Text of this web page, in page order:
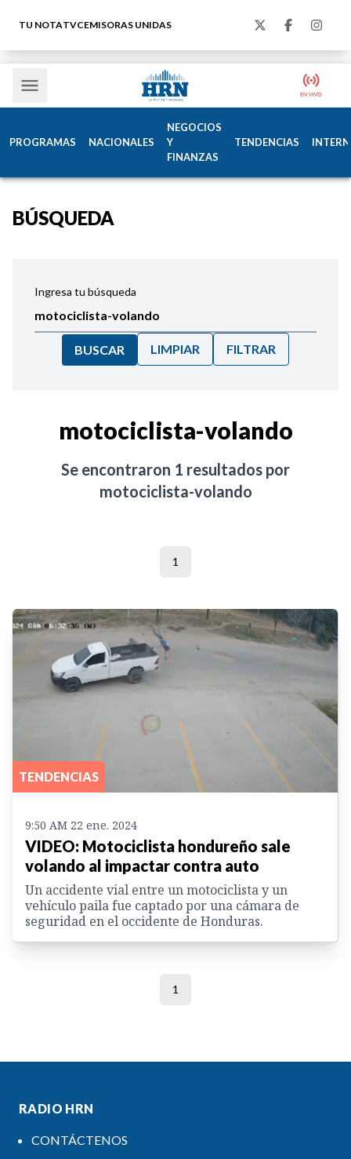
TU NOTATVCEMISORAS UNIDAS
PROGRAMAS NACIONALES
NEGOCIOS
Y
FINANZAS
TENDENCIAS
BÚSQUEDA
Ingresa tu búsqueda
BUSCAR LIMPIAR FILTRAR
motociclista-volando
Se encontraron 1 resultados por
motociclista-volando
1
TENDENCIAS
9:50 AM 22 ene. 2024
VIDEO: Motociclista hondureño sale
volando al impactar contra auto
Un accidente vial entre un motociclista y un
vehículo paila fue captado por una cámara de
seguridad en el occidente de Honduras.
1
RADIO HRN
CONTÁCTENOS